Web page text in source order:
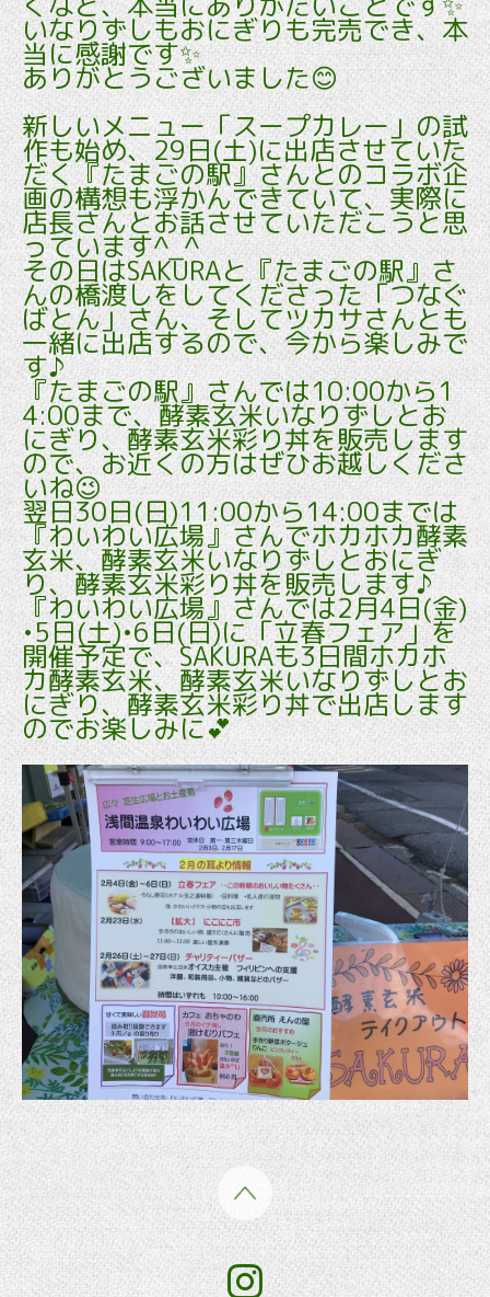
いなりずしもおにぎりも完売でき、本
当に感謝です✨
ありがとうございました😊
新しいメニュー「スープカレー」の試
作も始め、29日(土)に出店させていた
だく『たまごの駅』さんとのコラボ企
画の構想も浮かんできていて、実際に
店長さんとお話させていただこうと思
っています^_^
その日はSAKURAと『たまごの駅』さ
んの橋渡しをしてくださった「つなぐ
ばとん」さん、そしてツカサさんとも
一緒に出店するので、今から楽しみで
す♪
『たまごの駅』さんでは10:00から1
4:00まで、酵素玄米いなりずしとお
にぎり、酵素玄米彩り丼を販売します
ので、お近くの方はぜひお越しくださ
いね😉
翌日30日(日)11:00から14:00までは
『わいわい広場』さんでホカホカ酵素
玄米、酵素玄米いなりずしとおにぎ
り、酵素玄米彩り丼を販売します♪
『わいわい広場』さんでは2月4日(金)
•5日(土)•6日(日)に「立春フェア」を
開催予定で、SAKURAも3日間ホカホ
カ酵素玄米、酵素玄米いなりずしとお
にぎり、酵素玄米彩り丼で出店します
のでお楽しみに💕